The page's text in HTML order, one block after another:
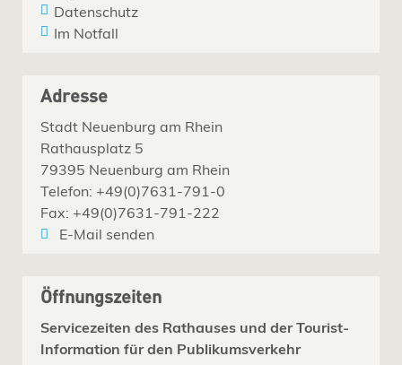
Datenschutz
Im Notfall
Adresse
Stadt Neuenburg am Rhein
Rathausplatz 5
79395 Neuenburg am Rhein
Telefon: +49(0)7631-791-0
Fax: +49(0)7631-791-222
E-Mail senden
Öffnungszeiten
Servicezeiten des Rathauses und der Tourist-
Information für den Publikumsverkehr